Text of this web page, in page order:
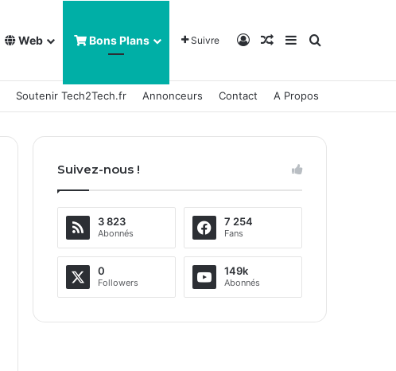
Web Bons Plans Suivre Connexion
Article Aléatoire
Sidebar (barre
Rechercher
Soutenir Tech2Tech.fr Annonceurs Contact A Propos
Suivez-nous !
3 823
Abonnés
7 254
Fans
0
Followers
149k
Abonnés